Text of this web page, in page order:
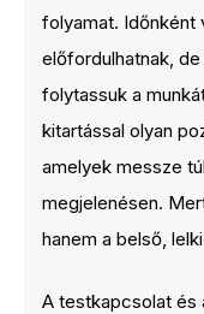
folyamat. Időnként
előfordulhatnak,
folytassuk a
kitartással olyan
amelyek messze
megjelenésen.
hanem a belső,
A testkapcsolat és